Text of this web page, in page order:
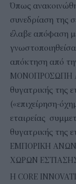
Όπως
συνεδρίαση της
έλαβε απόφαση
απόκτηση από
ΜΟΝΟΠΡΟΣΩΠΗ
θυγατρικής της
(«επιχείρηση-
εταιρείας
θυγατρικής της
ΕΜΠΟΡΙΚΗ
ΧΩΡΩΝ
Η CORE